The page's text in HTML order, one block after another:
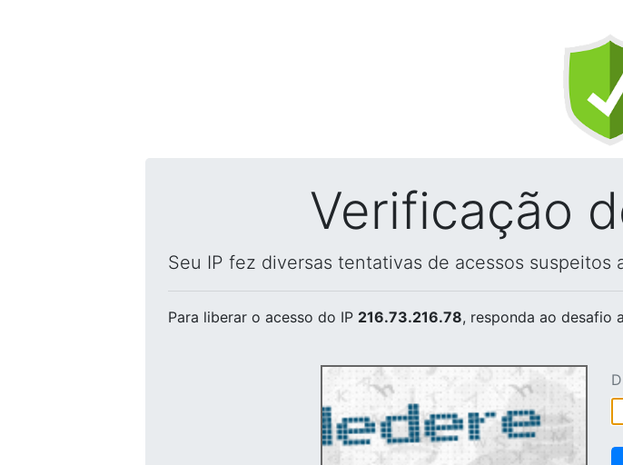
Verificação
Seu IP fez diversas tentativas de acessos suspeitos
Para liberar o acesso do IP 216.73.216.78, responda ao desafio